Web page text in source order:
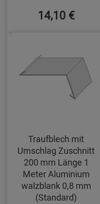
14,10 €
Traufblech mit
Umschlag Zuschnitt
200 mm Länge 1
Meter Aluminium
walzblank 0,8 mm
(Standard)